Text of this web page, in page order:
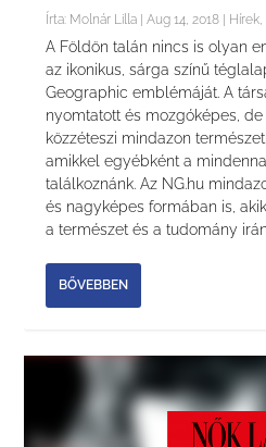
Írta: Molnár Lilla |Aug 14, 2018 | Hírek,
A Földön talán nincs is olyan
az ikonikus, sárga színű
Geographic emblémáját. A
nyomtatott és mozgóképes,
közzéteszi mindazon
amikkel egyébként a
találkoznánk. Az NG.hu
és nagyképes formában is,
a természet és a tudomány
BŐVEBBEN